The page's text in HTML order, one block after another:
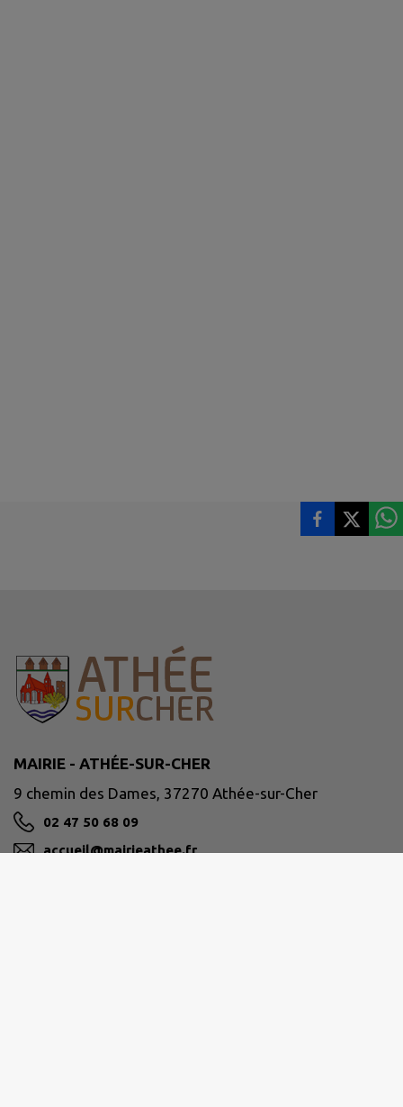
MAIRIE - ATHÉE-SUR-CHER
9 chemin des Dames, 37270 Athée-sur-Cher
02 47 50 68 09
accueil@mairieathee.fr